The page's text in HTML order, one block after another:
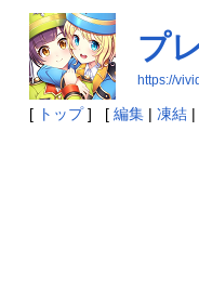
プ
https://
[ トップ] [ 編集| 凍結|